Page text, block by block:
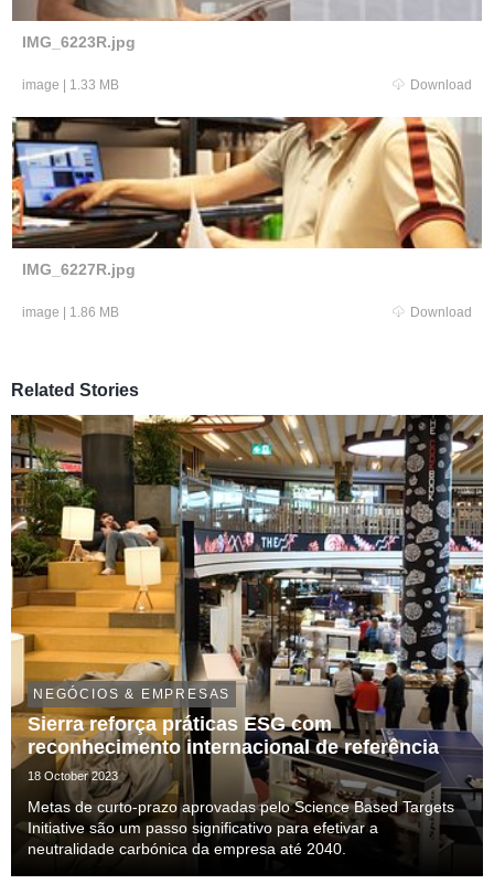
IMG_6223R.jpg
image 1.33 MB Download
IMG_6227R.jpg
image 1.86 MB Download
Related Stories
NEGÓCIOS & EMPRESAS
Sierra reforça práticas ESG com
reconhecimento internacional de referência
18 October 2023
Metas de curto-prazo aprovadas pelo Science Based Targets
Initiative são um passo significativo para efetivar a
neutralidade carbónica da empresa até 2040.